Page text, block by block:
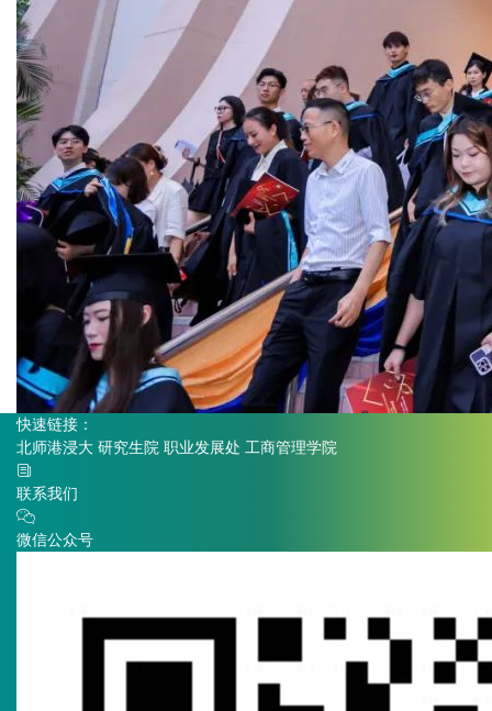
快速链接：
北师港浸大 研究生院 职业发展处 工商管理学院
联系我们
微信公众号